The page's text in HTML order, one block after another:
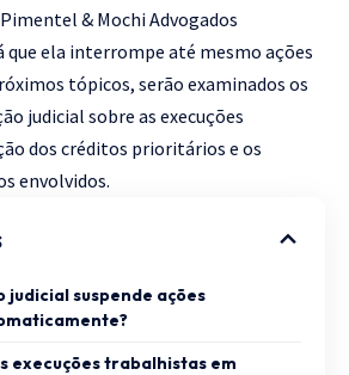
& Mochi Advogados
que ela interrompe até mesmo ações
tópicos, serão examinados os
judicial sobre as execuções
dos créditos prioritários e os
envolvidos.
judicial suspende ações
execuções trabalhistas em